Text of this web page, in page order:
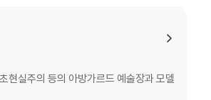
현실주의 등의 아방가르드 예술장과 모델